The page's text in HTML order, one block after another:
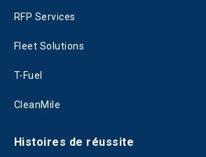
RFP Services
Fleet Solutions
T-Fuel
CleanMile
Histoires de réussite